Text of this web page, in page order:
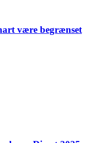
være begrænset